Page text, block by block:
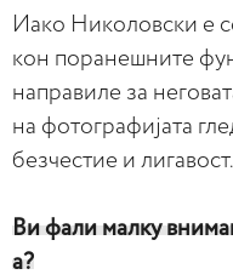
Иако Николовски е
кон поранешните
направиле за
на фотографијата
безчестие и лигавост.
Ви фали малку
а?